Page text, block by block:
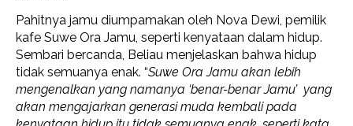
Pahitnya jamu diumpamakan oleh Nova Dewi, pemilik
kafe Suwe Ora Jamu, seperti kenyataan dalam hidup.
Sembari bercanda, Beliau menjelaskan bahwa hidup
tidak semuanya enak. “Suwe Ora Jamu akan lebih
mengenalkan yang namanya ‘benar-benar Jamu’ yang
akan mengajarkan generasi muda kembali pada